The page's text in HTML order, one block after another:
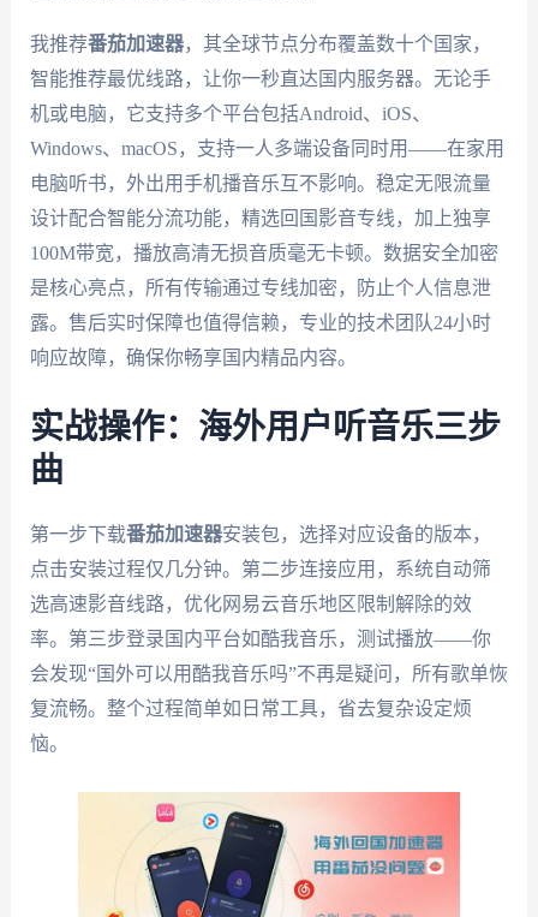
我推荐番茄加速器，其全球节点分布覆盖数十个国家，
智能推荐最优线路，让你一秒直达国内服务器。无论手
机或电脑，它支持多个平台包括Android、iOS、
Windows、macOS，支持一人多端设备同时用——在家用
电脑听书，外出用手机播音乐互不影响。稳定无限流量
设计配合智能分流功能，精选回国影音专线，加上独享
100M带宽，播放高清无损音质毫无卡顿。数据安全加密
是核心亮点，所有传输通过专线加密，防止个人信息泄
露。售后实时保障也值得信赖，专业的技术团队24小时
响应故障，确保你畅享国内精品内容。
实战操作：海外用户听音乐三步
曲
第一步下载番茄加速器安装包，选择对应设备的版本，
点击安装过程仅几分钟。第二步连接应用，系统自动筛
选高速影音线路，优化网易云音乐地区限制解除的效
率。第三步登录国内平台如酷我音乐，测试播放——你
会发现“国外可以用酷我音乐吗”不再是疑问，所有歌单恢
复流畅。整个过程简单如日常工具，省去复杂设定烦
恼。